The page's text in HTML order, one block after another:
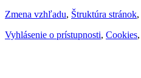
Zmena vzhľadu, Štruktúra stránok,
Vyhlásenie o prístupnosti, Cookies,